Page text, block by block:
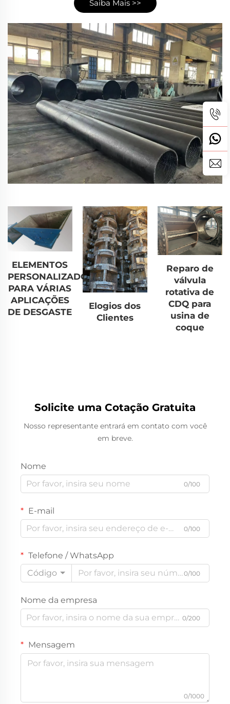
Saiba Mais >>
ELEMENTOS
PERSONALIZADOS
PARA VÁRIAS
APLICAÇÕES
DE DESGASTE
Elogios dos
Clientes
Reparo de
válvula
rotativa de
CDQ para
usina de
coque
Solicite uma Cotação Gratuita
Nosso representante entrará em contato com você
em breve.
Nome
0/100
E-mail
0/100
Telefone / WhatsApp
Código
0/100
Nome da empresa
0/200
Mensagem
0/1000